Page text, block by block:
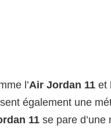
l’Air Jordan 11 et
également une
11 se pare d’une